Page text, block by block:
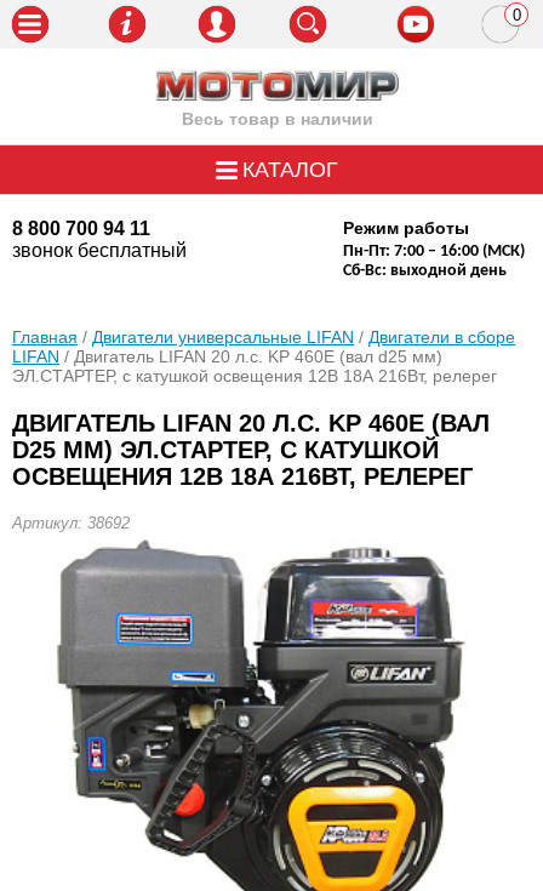
Весь товар в наличии
8 800 700 94 11
звонок бесплатный
Режим работы
Пн-Пт: 7:00 – 16:00 (МСК)
Сб-Вс: выходной день
0
КАТАЛОГ
Главная / Двигатели универсальные LIFAN / Двигатели в сборе
LIFAN / Двигатель LIFAN 20 л.с. KP 460E (вал d25 мм)
ЭЛ.СТАРТЕР, с катушкой освещения 12В 18А 216Вт, релерег
ДВИГАТЕЛЬ LIFAN 20 Л.С. KP 460E (ВАЛ
D25 ММ) ЭЛ.СТАРТЕР, С КАТУШКОЙ
ОСВЕЩЕНИЯ 12В 18А 216ВТ, РЕЛЕРЕГ
Артикул: 38692